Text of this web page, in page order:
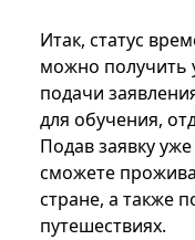
Итак, статус
можно получить
подачи
для обучения,
Подав заявку
сможете
стране, а также
путешествиях.